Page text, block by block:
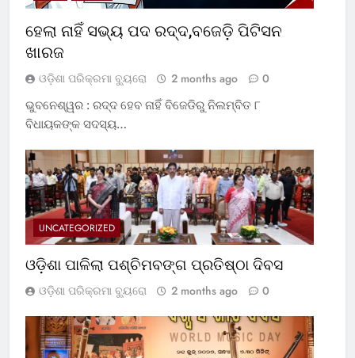
ହେଲା ନାହିଁ ସଭ୍ୟ ପଦ ରଦ୍ଦ,ବଜେଡ଼ି ପିଟିସନ
ଖାରଜ
ଓଡ଼ିଶା ପରିକ୍ରମା ବ୍ୟୁରୋ 2 months ago 0
ଭୁବନେଶ୍ୱର : ରଦ୍ଦ ହେବ ନାହିଁ ବିଜେଡିରୁ ନିଲମ୍ବିତ ୮
ବିଧାୟକଙ୍କ ସଦସ୍ୟ…
UNCATEGORIZED
ଓଡ଼ିଶା ପାଳିଲା ପଶ୍ଚିମବଙ୍ଗ ପ୍ରତିଷ୍ଠା ଦିବସ
ଓଡ଼ିଶା ପରିକ୍ରମା ବ୍ୟୁରୋ 2 months ago 0